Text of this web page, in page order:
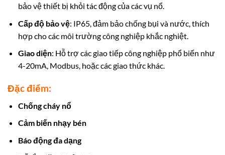
bảo vệ thiết bị khỏi tác động của các vụ nổ.
Cấp độ bảo vệ: IP65, đảm bảo chống bụi và nước, thích
hợp cho các môi trường công nghiệp khắc nghiệt.
Giao diện: Hỗ trợ các giao tiếp công nghiệp phổ biến như
4-20mA, Modbus, hoặc các giao thức khác.
Đặc điểm:
Chống cháy nổ
Cảm biến nhạy bén
Báo động đa dạng